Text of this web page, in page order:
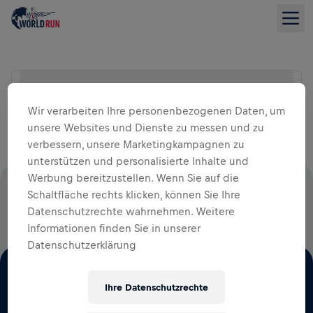
LISTENANSICHT
100 % DER STARTGELDER FLIESSEN IN DIE R
ÜCKENMARKSFORSCHUNG
Wir verarbeiten Ihre personenbezogenen Daten, um
unsere Websites und Dienste zu messen und zu
verbessern, unsere Marketingkampagnen zu
unterstützen und personalisierte Inhalte und
Werbung bereitzustellen. Wenn Sie auf die
Schaltfläche rechts klicken, können Sie Ihre
Datenschutzrechte wahrnehmen. Weitere
Informationen finden Sie in unserer
Datenschutzerklärung
Ihre Datenschutzrechte